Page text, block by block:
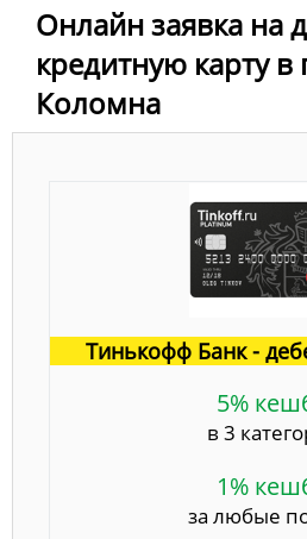
Онлайн заявка на
кредитную карту в
Коломна
Тинькофф Банк -
5%
в 3
1%
за любые